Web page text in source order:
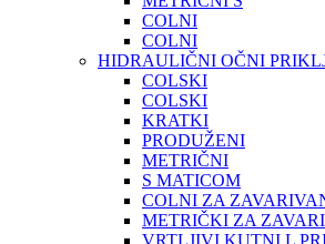
COLNI
COLNI
HIDRAULIČNI OČNI
COLSKI
COLSKI
KRATKI
PRODUŽENI
METRIČNI
S MATICOM
COLNI ZA
METRIČKI ZA
VRTLJIVI KUTNI L